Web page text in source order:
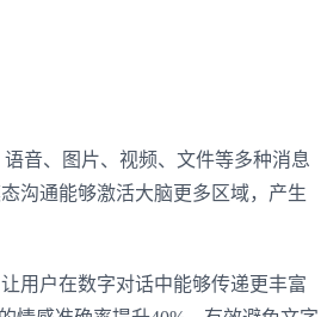
音、图片、视频、文件等多种消息
沟通能够激活大脑更多区域，产生
用户在数字对话中能够传递更丰富